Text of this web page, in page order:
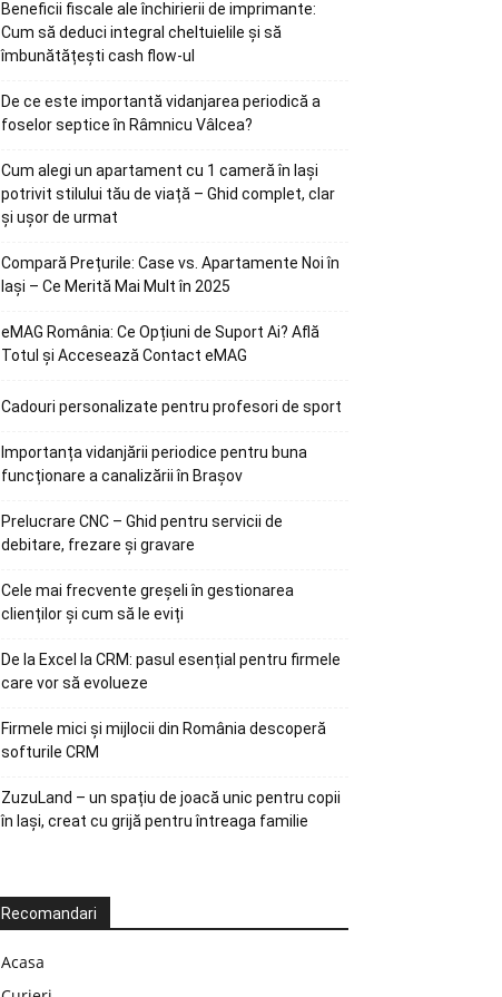
Beneficii fiscale ale închirierii de imprimante:
Cum să deduci integral cheltuielile și să
îmbunătățești cash flow-ul
De ce este importantă vidanjarea periodică a
foselor septice în Râmnicu Vâlcea?
Cum alegi un apartament cu 1 cameră în Iași
potrivit stilului tău de viață – Ghid complet, clar
și ușor de urmat
Compară Prețurile: Case vs. Apartamente Noi în
Iași – Ce Merită Mai Mult în 2025
eMAG România: Ce Opțiuni de Suport Ai? Află
Totul și Accesează Contact eMAG
Cadouri personalizate pentru profesori de sport
Importanța vidanjării periodice pentru buna
funcționare a canalizării în Brașov
Prelucrare CNC – Ghid pentru servicii de
debitare, frezare și gravare
Cele mai frecvente greșeli în gestionarea
clienților și cum să le eviți
De la Excel la CRM: pasul esențial pentru firmele
care vor să evolueze
Firmele mici și mijlocii din România descoperă
softurile CRM
ZuzuLand – un spațiu de joacă unic pentru copii
în Iași, creat cu grijă pentru întreaga familie
Recomandari
Acasa